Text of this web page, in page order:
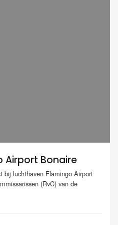
Airport Bonaire
bij luchthaven Flamingo Airport
(RvC) van de